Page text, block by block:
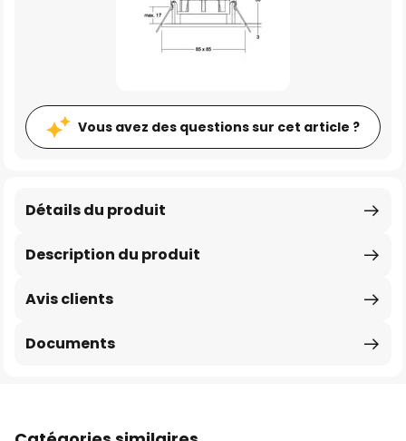
Vous avez des questions sur cet article ?
Description du produit
Détails du produit
Avis clients
Documents